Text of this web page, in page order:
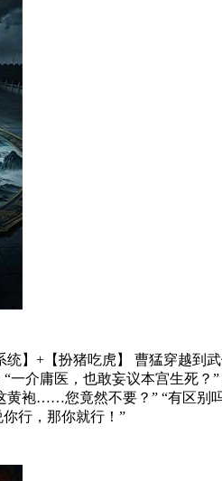
统】+【扮猪吃虎】 曹猛穿越
一介庸医，也敢妄议本宫生死
黄袍……您竟然不要？” “有区别
行，那你就行！”